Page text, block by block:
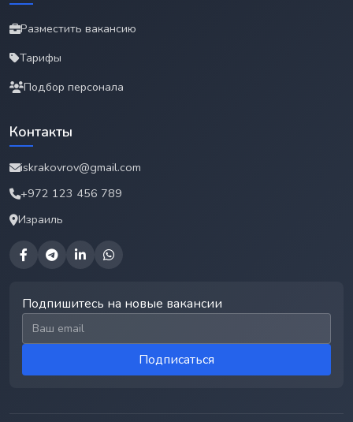
Разместить вакансию
Тарифы
Подбор персонала
Контакты
iskrakovrov@gmail.com
+972 123 456 789
Израиль
Подпишитесь на новые вакансии
Email для подписки
Подписаться